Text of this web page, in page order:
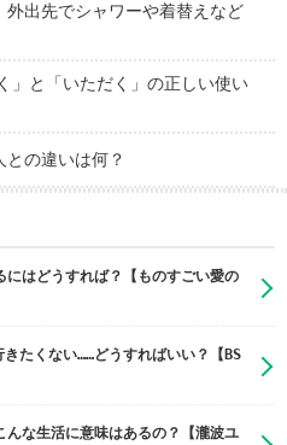
外出先でシャワーや着替えなど
」と「いただく」の正しい使い
の違いは何？
はどうすれば？【ものすごい愛の
たくない……どうすればいい？【BS
な生活に意味はあるの？【瀧波ユ